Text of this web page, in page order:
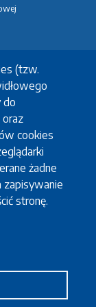
(tzw.
do
cookies
żadne
zapisywanie
stronę.